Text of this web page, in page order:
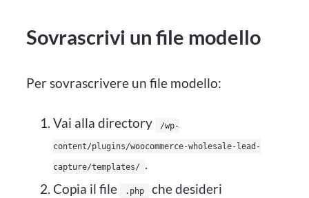
Sovrascrivi un file modello
Per sovrascrivere un file modello:
Vai alla directory /wp-
content/plugins/woocommerce-wholesale-lead-
capture/templates/ .
Copia il file
.php
che desideri